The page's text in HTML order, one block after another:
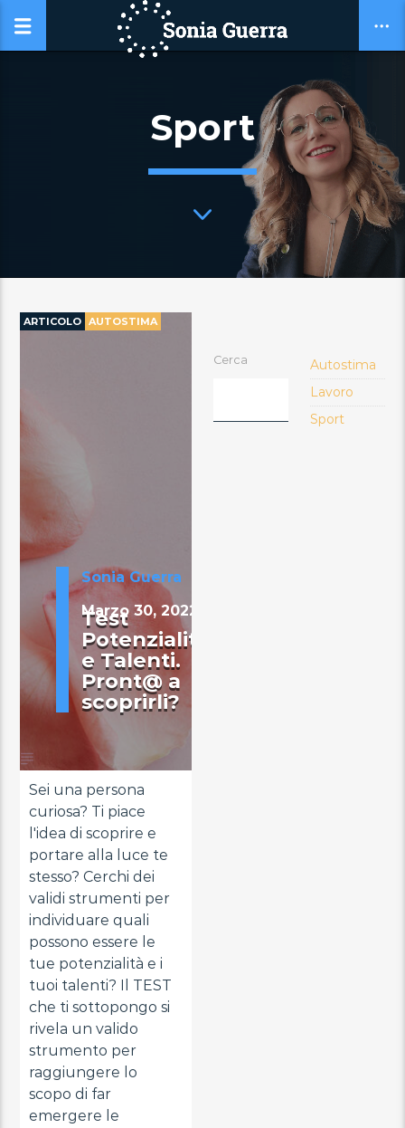
Sport
ARTICOLO AUTOSTIMA
Sonia Guerra
Marzo 30, 2022
Test
Potenzialità
e Talenti.
Pront@ a
scoprirli?
Sei una persona
curiosa? Ti piace
l'idea di scoprire e
portare alla luce te
stesso? Cerchi dei
validi strumenti per
individuare quali
possono essere le
tue potenzialità e i
tuoi talenti? Il TEST
che ti sottopongo si
rivela un valido
strumento per
raggiungere lo
scopo di far
emergere le
Cerca
Autostima
Lavoro
Sport